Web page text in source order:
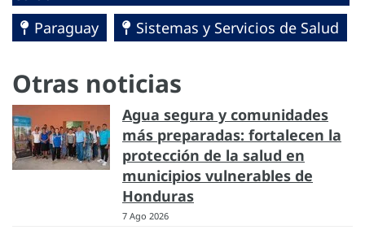
Paraguay
Sistemas y Servicios de Salud
Otras noticias
Agua segura y comunidades
más preparadas: fortalecen la
protección de la salud en
municipios vulnerables de
Honduras
7 Ago 2026